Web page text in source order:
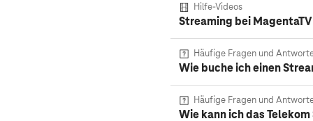
Hilfe-Videos
Streaming bei
Häufige Fragen und
Wie buche ich einen
Häufige Fragen und
Wie kann ich das